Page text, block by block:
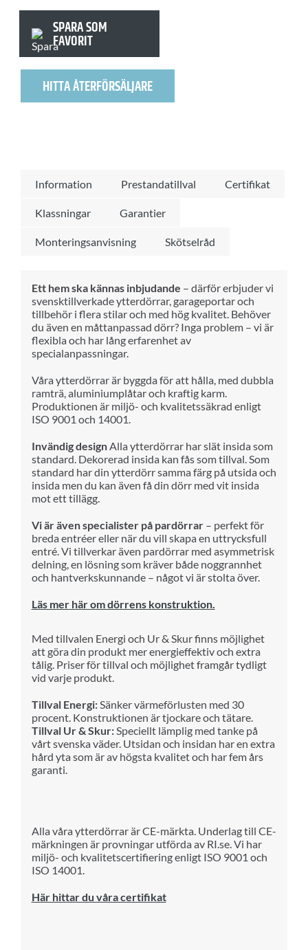
SPARA SOM
FAVORIT
HITTA ÅTERFÖRSÄLJARE
Information Prestandatillval Certifikat
Klassningar Garantier
Monteringsanvisning Skötselråd
Ett hem ska kännas inbjudande – därför erbjuder vi
svensktillverkade ytterdörrar, garageportar och
tillbehör i flera stilar och med hög kvalitet. Behöver
du även en måttanpassad dörr? Inga problem – vi är
flexibla och har lång erfarenhet av
specialanpassningar.
Våra ytterdörrar är byggda för att hålla, med dubbla
ramträ, aluminiumplåtar och kraftig karm.
Produktionen är miljö- och kvalitetssäkrad enligt
ISO 9001 och 14001.
Invändig designAlla ytterdörrar har slät insida som
standard. Dekorerad insida kan fås som tillval. Som
standard har din ytterdörr samma färg på utsida och
insida men du kan även få din dörr med vit insida
mot ett tillägg.
Vi är även specialister på pardörrar– perfekt för
breda entréer eller när du vill skapa en uttrycksfull
entré. Vi tillverkar även pardörrar med asymmetrisk
delning, en lösning som kräver både noggrannhet
och hantverkskunnande – något vi är stolta över.
Läs mer här om dörrens konstruktion.
Med tillvalen Energi och Ur & Skur finns möjlighet
att göra din produkt merenergieffektiv och extra
tålig. Priser för tillval och möjlighet framgår tydligt
vid varje produkt.
Tillval Energi:Sänker värmeförlusten med 30
procent. Konstruktionen är tjockare och tätare.
Tillval Ur & Skur:Speciellt lämplig med tanke på
vårt svenska väder. Utsidan och insidan har en extra
hård yta som är av högsta kvalitet och har fem års
garanti.
Alla våra ytterdörrar är CE-märkta. Underlag till CE-
märkningen är provningar utförda av RI.se. Vi har
miljö- och kvalitetscertifiering enligt ISO 9001 och
ISO 14001.
Här hittar du våra certifikat